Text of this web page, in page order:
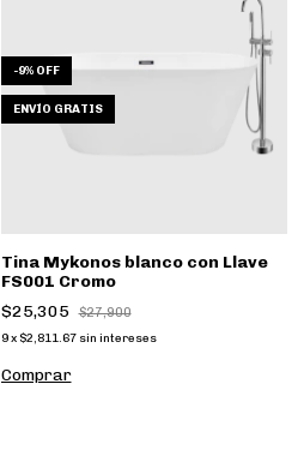
-9% OFF
ENVÍO GRATIS
Tina Mykonos blanco con Llave
FS001 Cromo
$25,305
$27,900
9 x $2,811.67 sin intereses
Comprar